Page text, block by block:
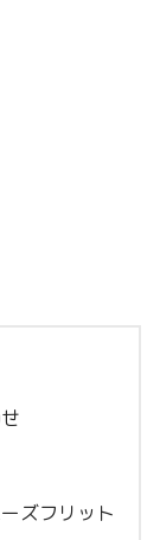
ズフリット